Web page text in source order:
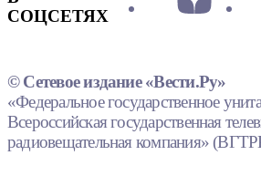
СОЦСЕТЯХ
© Сетевое издание «Вести.Ру»
«Федеральное государственное
Всероссийская государственная
радиовещательная компания»